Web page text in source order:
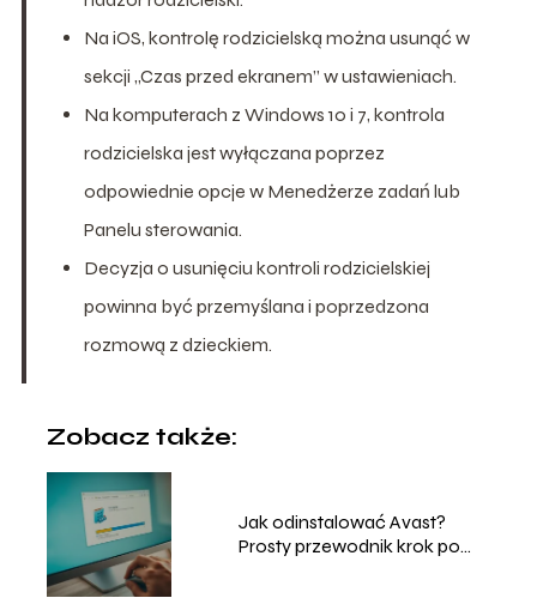
Na iOS, kontrolę rodzicielską można usunąć w
sekcji „Czas przed ekranem” w ustawieniach.
Na komputerach z Windows 10 i 7, kontrola
rodzicielska jest wyłączana poprzez
odpowiednie opcje w Menedżerze zadań lub
Panelu sterowania.
Decyzja o usunięciu kontroli rodzicielskiej
powinna być przemyślana i poprzedzona
rozmową z dzieckiem.
Zobacz także:
Jak odinstalować Avast?
Prosty przewodnik krok po